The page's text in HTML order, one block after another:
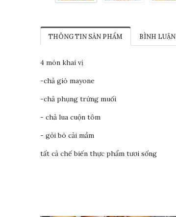
THÔNG TIN SẢN PHẨM BÌNH LUẬN
4 món khai vị
-chả giò mayone
-chả phụng trứng muối
- chả lua cuộn tôm
- gỏi bò cải mầm
tất cả chế biến thực phẩm tươi sống